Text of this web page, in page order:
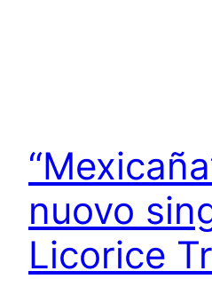
nuovo
Licorice